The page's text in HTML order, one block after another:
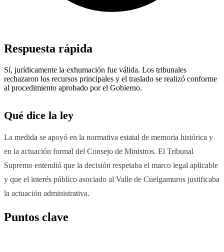
Respuesta rápida
Sí, jurídicamente la exhumación fue válida. Los tribunales
rechazaron los recursos principales y el traslado se realizó conforme
al procedimiento aprobado por el Gobierno.
Qué dice la ley
La medida se apoyó en la normativa estatal de memoria histórica y
en la actuación formal del Consejo de Ministros. El Tribunal
Supremo entendió que la decisión respetaba el marco legal aplicable
y que el interés público asociado al Valle de Cuelgamuros justificaba
la actuación administrativa.
Puntos clave